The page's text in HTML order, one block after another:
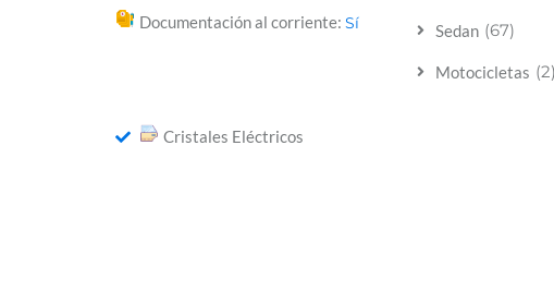
Documentación al corriente: Sí
Cristales Eléctricos
Sedan (67)
Motocicletas